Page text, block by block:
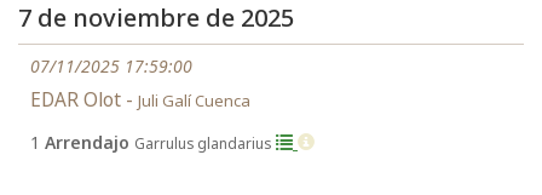
7 de noviembre de 2025
07/11/2025 17:59:00
EDAR Olot - Juli Galí Cuenca
1 Arrendajo Garrulus glandarius